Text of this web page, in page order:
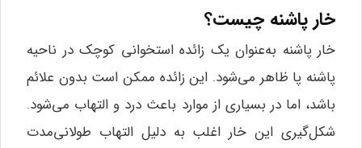
خار پاشنه چیست؟
خار پاشنه به‌عنوان یک زائده استخوانی کوچک در ناحیه
پاشنه پا ظاهر می‌شود. این زائده ممکن است بدون علائم
باشد، اما در بسیاری از موارد باعث درد و التهاب می‌شود.
شکل‌گیری این خار اغلب به دلیل التهاب طولانی‌مدت